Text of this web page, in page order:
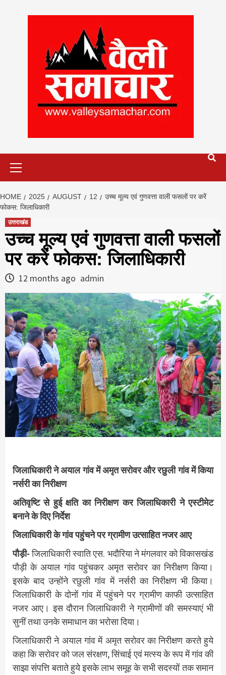
HOME 2025 AUGUST 12
उच्च मूल्य एवं गुणवत्ता वाली फसलों पर करें
फोकस: जिलाधिकारी
उत्तराखंड
उच्च मूल्य एवं गुणवत्ता वाली फसलों
पर करें फोकस: जिलाधिकारी
12 months ago admin
जिलाधिकारी ने अयाल गांव में अमृत सरोवर और रछुली गांव में किया
नर्सरी का निरीक्षण
अतिवृष्टि से हुई क्षति का निरीक्षण कर जिलाधिकारी ने एस्टीमेट
बनाने के दिए निर्देश
जिलाधिकारी के गांव पहुंचने पर ग्रामीण उत्साहित नजर आए
पौड़ी-जिलाधिकारी स्वाति एस. भदौरिया ने मंगलवार को विकासखंड
पौड़ी के अयाल गांव पहुंचकर अमृत सरोवर का निरीक्षण किया।
इसके बाद उन्होंने रछुली गांव में नर्सरी का निरीक्षण भी किया।
जिलाधिकारी के दोनों गांव में पहुंचने पर ग्रामीण काफी उत्साहित
नजर आए। इस दौरान जिलाधिकारी ने ग्रामीणों की समस्याएं भी
सुनीं तथा उनके समाधान का भरोसा दिया।
जिलाधिकारी ने अयाल गांव में अमृत सरोवर का निरीक्षण करते हुये
कहा कि सरोवर को जल संरक्षण, सिंचाई एवं मत्स्य के रूप में गांव की
साझा संपत्ति बताते हुये इसके लाभ समूह के सभी सदस्यों तक समान